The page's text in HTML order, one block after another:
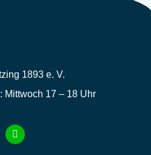
1893 e. V.
Mittwoch 17 – 18 Uhr